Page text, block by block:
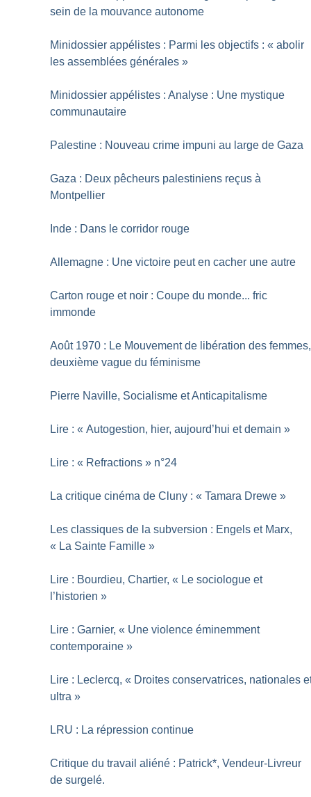
sein de la mouvance autonome
Minidossier appélistes : Parmi les objectifs : « abolir
les assemblées générales »
Minidossier appélistes : Analyse : Une mystique
communautaire
Palestine : Nouveau crime impuni au large de Gaza
Gaza : Deux pêcheurs palestiniens reçus à
Montpellier
Inde : Dans le corridor rouge
Allemagne : Une victoire peut en cacher une autre
Carton rouge et noir : Coupe du monde... fric
immonde
Août 1970 : Le Mouvement de libération des femmes,
deuxième vague du féminisme
Pierre Naville, Socialisme et Anticapitalisme
Lire : « Autogestion, hier, aujourd’hui et demain »
Lire : « Refractions » n°24
La critique cinéma de Cluny : « Tamara Drewe »
Les classiques de la subversion : Engels et Marx,
« La Sainte Famille »
Lire : Bourdieu, Chartier, « Le sociologue et
l’historien »
Lire : Garnier, « Une violence éminemment
contemporaine »
Lire : Leclercq, « Droites conservatrices, nationales
ultra »
LRU : La répression continue
Critique du travail aliéné : Patrick*, Vendeur-Livreur
de surgelé.